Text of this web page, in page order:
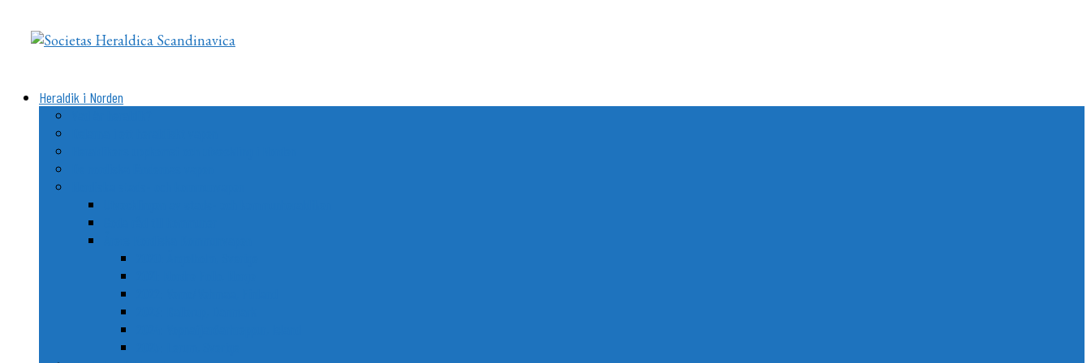
indhold
Heraldik i Norden